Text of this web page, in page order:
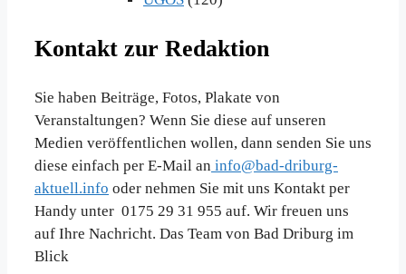
Kontakt zur Redaktion
Sie haben Beiträge, Fotos, Plakate von
Veranstaltungen? Wenn Sie diese auf unseren
Medien veröffentlichen wollen, dann senden Sie uns
diese einfach per E-Mail an info@bad-driburg-
aktuell.info oder nehmen Sie mit uns Kontakt per
Handy unter 0175 29 31 955 auf. Wir freuen uns
auf Ihre Nachricht. Das Team von Bad Driburg im
Blick